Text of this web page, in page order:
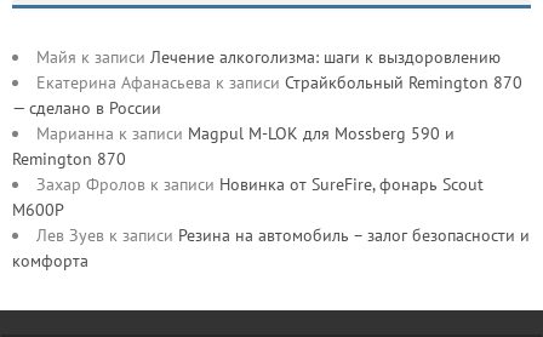
Майя к записи Лечение алкоголизма: шаги к выздоровлению
Екатерина Афанасьева к записи Страйкбольный Remington 870
— сделано в России
Марианна к записи Magpul M-LOK для Mossberg 590 и
Remington 870
Захар Фролов к записи Новинка от SureFire, фонарь Scout
M600P
Лев Зуев к записи Резина на автомобиль – залог безопасности и
комфорта